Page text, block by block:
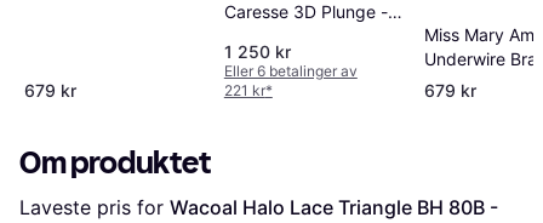
679 kr
Caresse 3D Plunge -
1 250 kr
Eller 6 betalinger av
221 kr*
Miss Mary
Underwire Bra
Svart
679 kr
Om produktet
Laveste pris for Wacoal Halo Lace Triangle BH 80B -